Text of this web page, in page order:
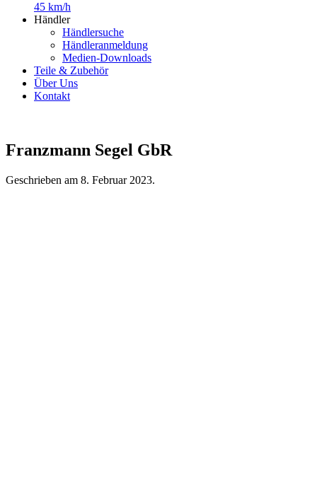
45 km/h
Händler
Händlersuche
Händleranmeldung
Medien-Downloads
Teile & Zubehör
Über Uns
Kontakt
Franzmann Segel GbR
Geschrieben am 8. Februar 2023.